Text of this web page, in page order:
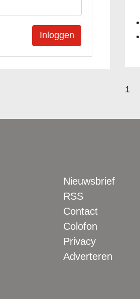
1
Nieuwsbrief
RSS
Contact
Colofon
Privacy
Adverteren